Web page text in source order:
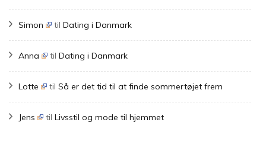
Simon tilDating i Danmark
Anna tilDating i Danmark
Lotte tilSå er det tid til at finde sommertøjet frem
Jens tilLivsstil og mode til hjemmet